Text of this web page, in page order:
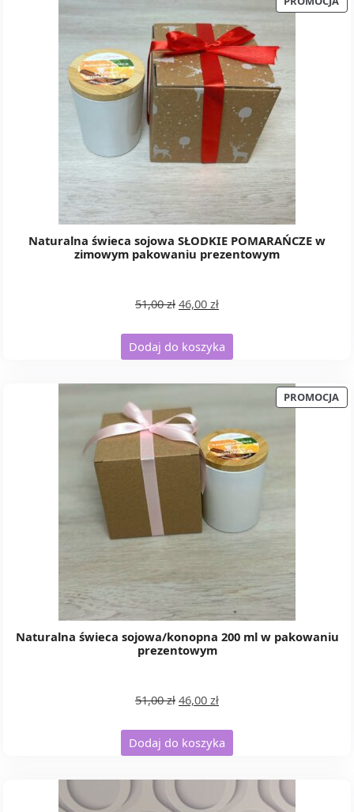
W
Naturalna świeca sojowa SŁODKIE POMARAŃCZE w
zimowym pakowaniu prezentowym
51,00zł Pierwotna
wynosiła:
51,00 zł.
46,00 złAktualna
wynosi:
46,00 zł.
Dodaj do koszyka
PROMOCJA
W
Naturalna świeca sojowa/konopna 200 ml w pakowaniu
prezentowym
51,00zł Pierwotna
wynosiła:
51,00 zł.
46,00 złAktualna
wynosi:
46,00 zł.
Dodaj do koszyka